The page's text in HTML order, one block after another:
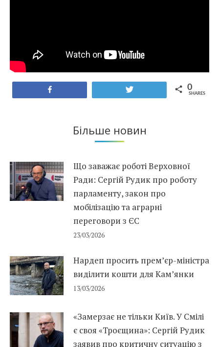
0
SHARES
Більше новин
Що заважає роботі Верховної
Ради: Сергій Рудик про роботу
парламенту, закон про
мобілізацію та аграрні
переговори з ЄС
23/03/2026
Нардеп просить прем’єр-міністра
виділити кошти для Кам’янки
13/03/2026
«Замерзає не тільки Київ. У Смілі
є своя «Троєщина»: Сергій Рудик
заявив про критичну ситуацію з